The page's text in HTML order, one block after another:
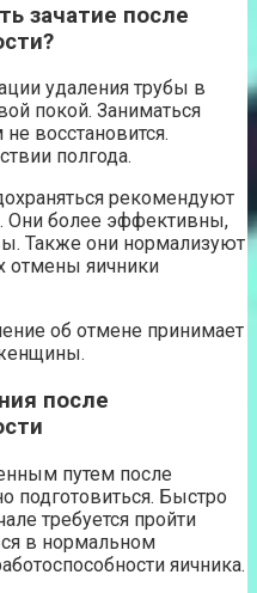
зачатие после
удаления трубы в
покой. Заниматься
восстановится.
полгода.
рекомендуют
Они более эффективны,
Также они нормализуют
отмены яичники
об отмене принимает
после
путем после
подготовиться. Быстро
требуется пройти
в нормальном
яичника.